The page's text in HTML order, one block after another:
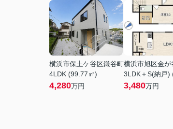
横浜市保土ケ谷区鎌谷町
4LDK (99.77㎡)
4,280万円
横浜市旭区金が
3LDK＋S(納戸)
3,480万円